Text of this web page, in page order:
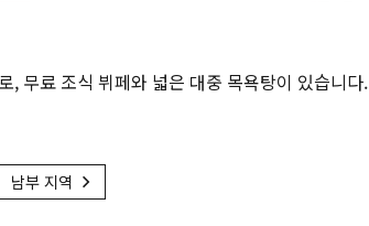
, 무료 조식 뷔페와 넓은 대중 목욕탕이 있습니다.
남부 지역